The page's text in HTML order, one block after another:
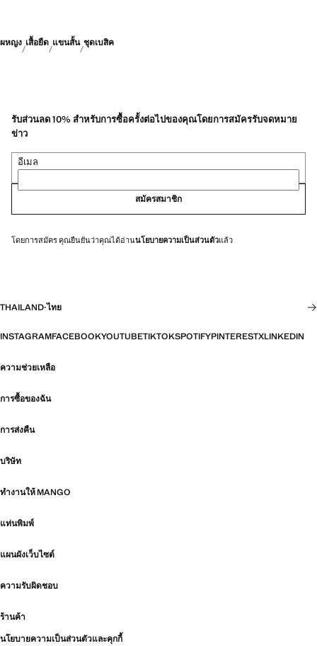
ผหญง เสื้อยืด แขนสั้น ชุดเบสิค
รับส่วนลด 10% สำหรับการซื้อครั้งต่อไปของคุณโดยการสมัครรับจดหมาย
ข่าว
อีเมล
สมัครสมาชิก
โดยการสมัคร คุณยืนยันว่าคุณได้อ่านนโยบายความเป็นส่วนตัวแล้ว
THAILAND·ไทย
INSTAGRAMFACEBOOKYOUTUBETIKTOKSPOTIFYPINTERESTXLINKEDIN
ความช่วยเหลือ
การซื้อของฉัน
การส่งคืน
บริษัท
ทำงานให้ MANGO
แท่นพิมพ์
แผนผังเว็บไซต์
ความรับผิดชอบ
ร้านค้า
นโยบายความเป็นส่วนตัวและคุกกี้